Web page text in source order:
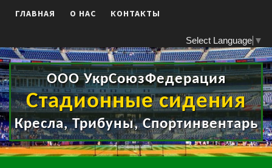
ГЛАВНАЯ О НАС КОНТАКТЫ
Select Language ▼
ООО УкрСоюзФедерация
Стадионные сидения
Кресла, Трибуны, Спортинвентарь